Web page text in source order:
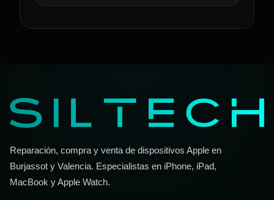
Reparación, compra y venta de dispositivos Apple en
Burjassot y Valencia. Especialistas en iPhone, iPad,
MacBook y Apple Watch.